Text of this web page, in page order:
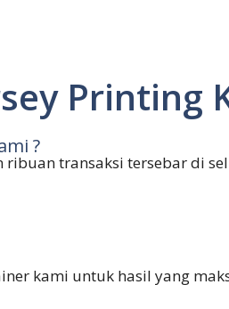
Printing
?
ribuan transaksi tersebar di
kami untuk hasil yang